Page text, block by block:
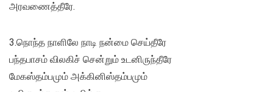
அரவணைத்தீரே.
3.நொந்த நாளிலே நாடி நன்மை செய்தீரே
பந்தபாசம் விலகிச் சென்றும் உடனிருந்தீரே
மேகஸ்தம்பமும் அக்கினிஸ்தம்பமும்